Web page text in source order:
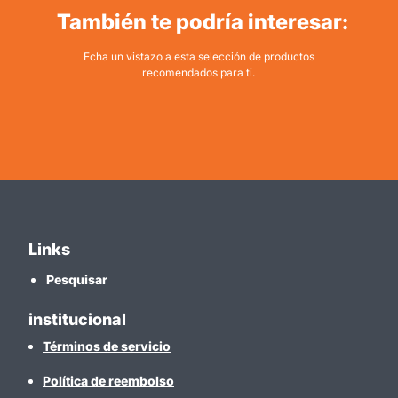
También te podría interesar:
Echa un vistazo a esta selección de productos
recomendados para ti.
Links
Pesquisar
institucional
Términos de servicio
Política de reembolso